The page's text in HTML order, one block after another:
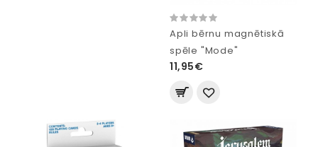
Apli bērnu magnētiskā
spēle "Mode"
11,95€